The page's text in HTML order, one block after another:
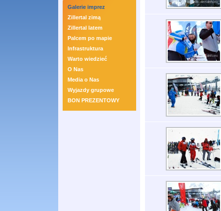
Galerie imprez
Zillertal zimą
Zillertal latem
Palcem po mapie
Infrastruktura
Warto wiedzieć
O Nas
Media o Nas
Wyjazdy grupowe
BON PREZENTOWY